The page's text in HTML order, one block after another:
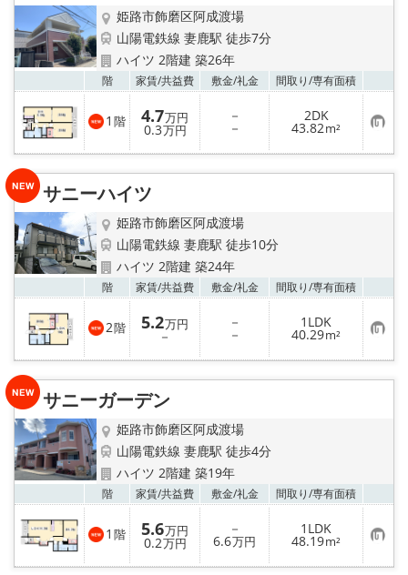
会社概要
メールでお問い合わせ
姫路市飾磨区阿成渡場
山陽電鉄線 妻鹿駅 徒歩7分
ハイツ 2階建 築26年
階 家賃/共益費 敷金/礼金 間取り/専有面積
1 階 4.7万円
0.3万円
－
－
2DK
43.82m² お
気
に
り
サニーハイツ
姫路市飾磨区阿成渡場
山陽電鉄線 妻鹿駅 徒歩10分
ハイツ 2階建 築24年
階 家賃/共益費 敷金/礼金 間取り/専有面積
2階 5.2万円
－
－
－
1LDK
40.29m² お
気
に
り
サニーガーデン
姫路市飾磨区阿成渡場
山陽電鉄線 妻鹿駅 徒歩4分
ハイツ 2階建 築19年
階 家賃/共益費 敷金/礼金 間取り/専有面積
1 階 5.6万円
0.2万円
－
6.6万円
1LDK
48.19m² お
気
に